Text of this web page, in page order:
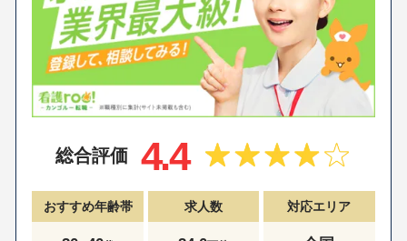
総合評価 4.4
おすすめ年齢帯 求人数 対応エリア